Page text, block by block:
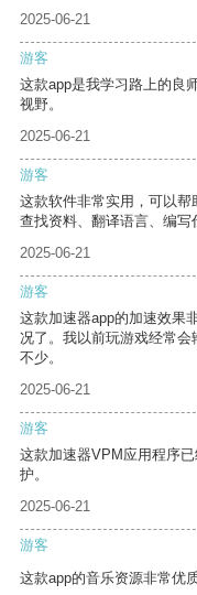
2025-06-21
游客
这款app是我学习路上的良
视野。
2025-06-21
游客
这款软件非常实用，可以
查找资料、翻译语言、编写
2025-06-21
游客
这款加速器app的加速效果
况了。我以前玩游戏经常会
不少。
2025-06-21
游客
这款加速器VPM应用程序
护。
2025-06-21
游客
这款app的音乐资源非常优